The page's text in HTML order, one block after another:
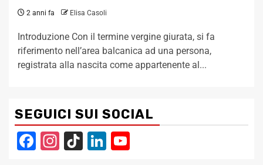
2 anni fa Elisa Casoli
Introduzione Con il termine vergine giurata, si fa
riferimento nell’area balcanica ad una persona,
registrata alla nascita come appartenente al...
SEGUICI SUI SOCIAL
Facebook
Instagram
TikTokLinkedIn